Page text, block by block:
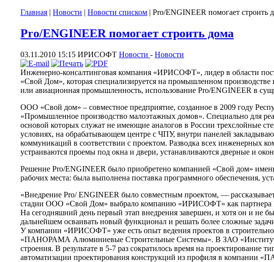
Главная |Новости |Новости списком | Pro/ENGINEER помогает строить
Pro/ENGINEER помогает строить дома
03.11.2010 15:15ИРИСОФТНовости-Новости
Инженерно-консалтинговая компания «ИРИСОФТ», лидер в области
«Свой Дом», которая специализируется на промышленном
или авиационная промышленность, использование Pro/ENGINEER в
ООО «Свой дом» – совместное предприятие, созданное в 2009 году
«Промышленное производство малоэтажных домов». Специально для
основой которых служат не имеющие аналогов в России трехслойные
условиях, на обрабатывающем центре с ЧПУ, внутри панелей
коммуникаций в соответствии с проектом. Разводка всех инженерных
устраиваются проемы под окна и двери, устанавливаются дверные и
Решение Pro/ENGINEER было приобретено компанией «Свой дом»
рабочих места: была выполнена поставка программного обеспечения,
«Внедрение Pro/ ENGINEER было совместным проектом, —
стадии ООО «Свой Дом» выбрало компанию «ИРИСОФТ» как партнера
На сегодняшний день первый этап внедрения завершен, и хотя он и не
дальнейшем осваивать новый функционал и решать более сложные
У компании «ИРИСОФТ» уже есть опыт ведения проектов в
«ПАНОРАМА Алюминиевые Строительные Системы». В ЗАО «Институт
строения. В результате в 5-7 раз сократилось время на проектирование
автоматизации проектирования конструкций из профиля в компании